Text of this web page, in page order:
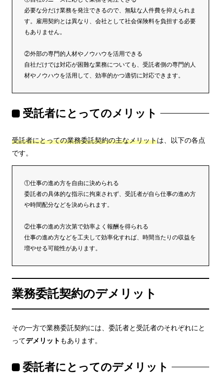
必要な分だけ業務を発注できるので、無駄な人件費を抑えられま
す。雇用契約とは異なり、会社として社会保険料を負担する必要
もありません。
②外部の専門的人材やノウハウを活用できる
自社だけでは対応が困難な業務についても、受託者側の専門的人
材やノウハウを活用して、効率的かつ適切に対応できます。
受託者にとってのメリット
受託者にとっての業務委託契約の主なメリットは、以下の各点
です。
①仕事の進め方を自由に決められる
委託者の具体的な指示に拘束されず、受託者が自ら仕事の進め方
や時間配分などを決められます。
②仕事の進め方次第で効率よく報酬を得られる
仕事の進め方などを工夫して効率化すれば、時間当たりの収益を
増やせる可能性があります。
業務委託契約のデメリット
その一方で業務委託契約には、委託者と受託者のそれぞれにと
ってデメリット もあります。
委託者にとってのデメリット